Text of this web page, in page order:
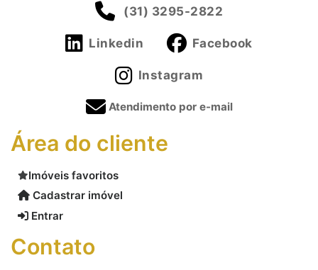
(31) 3295-2822
Linkedin Facebook
Instagram
Atendimento por e-mail
Área do cliente
Imóveis favoritos
Cadastrar imóvel
Entrar
Contato